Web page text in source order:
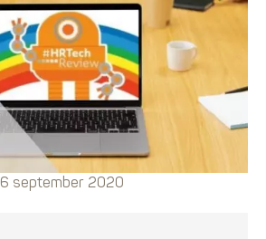
6 september 2020